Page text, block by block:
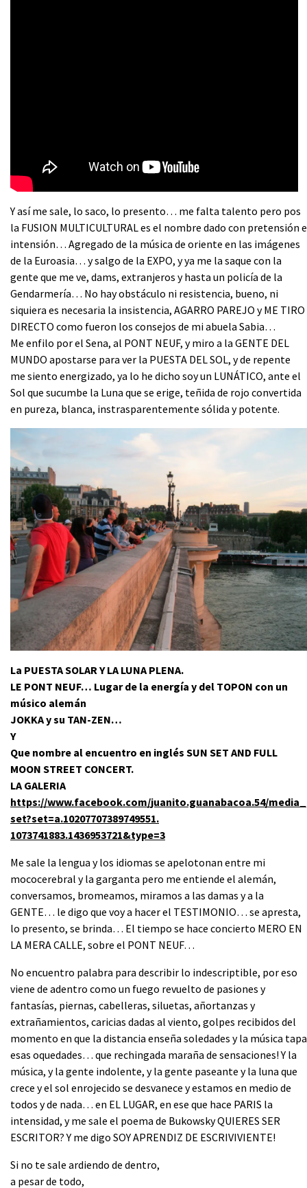
Y así me sale, lo saco, lo presento… me falta talento pero pos
la FUSION MULTICULTURAL es el nombre dado con pretensión e
intensión… Agregado de la música de oriente en las imágenes
de la Euroasia… y salgo de la EXPO, y ya me la saque con la
gente que me ve, dams, extranjeros y hasta un policía de la
Gendarmería… No hay obstáculo ni resistencia, bueno, ni
siquiera es necesaria la insistencia, AGARRO PAREJO y ME TIRO
DIRECTO como fueron los consejos de mi abuela Sabia…
Me enfilo por el Sena, al PONT NEUF, y miro a la GENTE DEL
MUNDO apostarse para ver la PUESTA DEL SOL, y de repente
me siento energizado, ya lo he dicho soy un LUNÁTICO, ante el
Sol que sucumbe la Luna que se erige, teñida de rojo convertida
en pureza, blanca, instrasparentemente sólida y potente.
La PUESTA SOLAR Y LA LUNA PLENA.
LE PONT NEUF… Lugar de la energía y del TOPON con un
músico alemán
JOKKA y su TAN-ZEN…
Y
Que nombre al encuentro en inglés SUN SET AND FULL
MOON STREET CONCERT.
LA GALERIA
https://www.facebook.com/juanito.guanabacoa.54/media_
set?set=a.10207707389749551.
1073741883.1436953721&type=3
Me sale la lengua y los idiomas se apelotonan entre mi
mococerebral y la garganta pero me entiende el alemán,
conversamos, bromeamos, miramos a las damas y a la
GENTE… le digo que voy a hacer el TESTIMONIO… se apresta,
lo presento, se brinda… El tiempo se hace concierto MERO EN
LA MERA CALLE, sobre el PONT NEUF…
No encuentro palabra para describir lo indescriptible, por eso
viene de adentro como un fuego revuelto de pasiones y
fantasías, piernas, cabelleras, siluetas, añortanzas y
extrañamientos, caricias dadas al viento, golpes recibidos del
momento en que la distancia enseña soledades y la música tapa
esas oquedades… que rechingada maraña de sensaciones! Y la
música, y la gente indolente, y la gente paseante y la luna que
crece y el sol enrojecido se desvanece y estamos en medio de
todos y de nada… en EL LUGAR, en ese que hace PARIS la
intensidad, y me sale el poema de Bukowsky QUIERES SER
ESCRITOR? Y me digo SOY APRENDIZ DE ESCRIVIVIENTE!
Si no te sale ardiendo de dentro,
a pesar de todo,